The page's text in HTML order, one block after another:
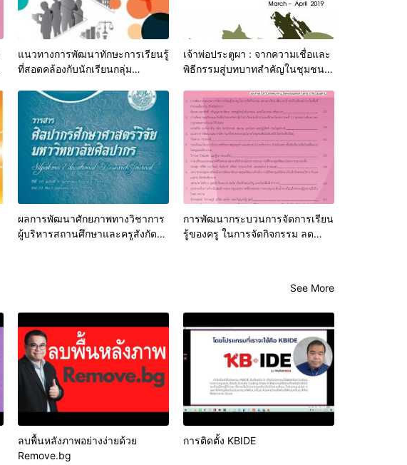
แนวทางการพัฒนาทักษะการเรียนรู้
ที่สอดคล้องกับนักเรียนกลุ่ม
บ้านโป่งน้ำร้อน ตำบลเสริมกลาง
อำเภอเสริมงาม จังหวัดลำปาง
เจ้าพ่อประตูผา : จากความเชื่อและ
พิธีกรรมสู่บทบาทสำคัญในชุมชน
ผลการพัฒนาศักยภาพทางวิชาการ
ผู้บริหารสถานศึกษาและครูสังกัด
การพัฒนากระบวนการจัดการเรียน
รู้ของครู ในการจัดกิจกรรม ลด
See More
ลบพื้นหลังภาพอย่างง่ายด้วย
Remove.bg
การติดตั้ง KBIDE